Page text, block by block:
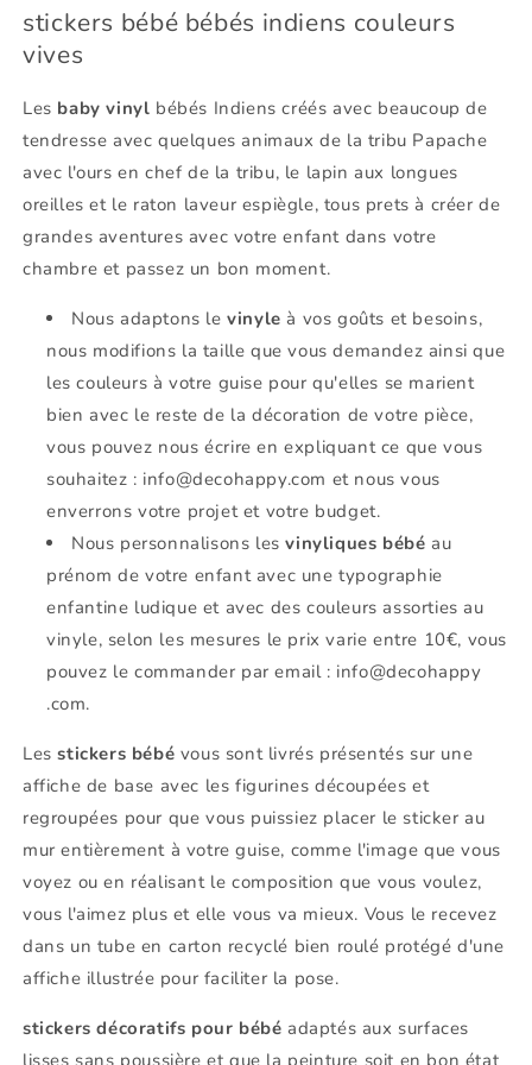
stickers bébé bébés indiens couleurs
vives
Les baby vinyl bébés Indiens créés avec beaucoup de
tendresse avec quelques animaux de la tribu Papache
avec l'ours en chef de la tribu, le lapin aux longues
oreilles et le raton laveur espiègle, tous prets à créer de
grandes aventures avec votre enfant dans votre
chambre et passez un bon moment.
Nous adaptons levinyle à vos goûts et besoins,
nous modifions la taille que vous demandez ainsi que
les couleurs à votre guise pour qu'elles se marient
bien avec le reste de la décoration de votre pièce,
vous pouvez nous écrire en expliquant ce que vous
souhaitez : info@decohappy.com et nous vous
enverrons votre projet et votre budget.
Nous personnalisons lesvinyliques bébé au
prénom de votre enfant avec une typographie
enfantine ludique et avec des couleurs assorties au
vinyle, selon les mesures le prix varie entre 10€, vous
pouvez le commander par email : info@decohappy
.com.
Lesstickers bébé vous sont livrés présentés sur une
affiche de base avec les figurines découpées et
regroupées pour que vous puissiez placer le sticker au
mur entièrement à votre guise, comme l'image que vous
voyez ou en réalisant le composition que vous voulez,
vous l'aimez plus et elle vous va mieux. Vous le recevez
dans un tube en carton recyclé bien roulé protégé d'une
affiche illustrée pour faciliter la pose.
stickers décoratifs pour bébé adaptés aux surfaces
lisses sans poussière et que la peinture soit en bon état